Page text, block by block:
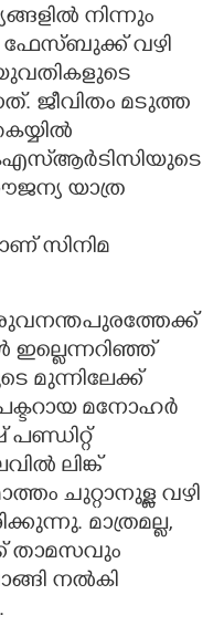
നിന്നും
ഫേസ്ബുക്ക് വഴി
ജീവിതം മടുത്ത
യാത്ര
സിനിമ
മുന്നിലേക്ക്
മനോഹർ
ലിങ്ക്
ചുറ്റാനുള്ള വഴി
മാത്രമല്ല,
താമസവും
നൽകി